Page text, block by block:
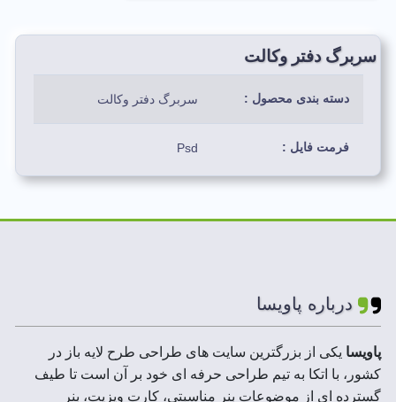
سربرگ دفتر وکالت
دسته بندی محصول : سربرگ دفتر وکالت
فرمت فایل : Psd
ابعاد فایل ها :
رزولوشن : 300 DPI
درباره پاویسا
پاویسا یکی از بزرگترین سایت های طراحی طرح لایه باز در
کشور، با اتکا به تیم طراحی حرفه ای خود بر آن است تا طیف
گسترده ای از موضوعات بنر مناسبتی، کارت ویزیت، بنر